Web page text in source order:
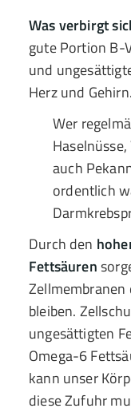
Was verbirgt
gute Portion B-
und
Herz und Gehirn.
Wer
auch
ordentlich
Durch den
Fettsäuren
bleiben.
ungesättigten
Omega-6
kann unser
diese Zufuhr